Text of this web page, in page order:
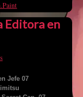
Editora en
Jefe 07